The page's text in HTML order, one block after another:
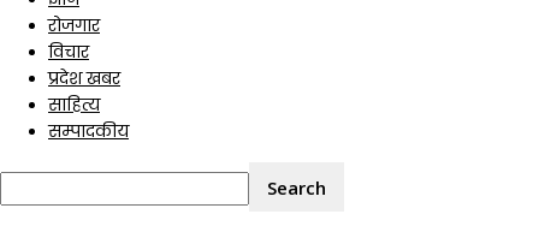
रोजगार
विचार
प्रदेश खबर
साहित्य
सम्पादकीय